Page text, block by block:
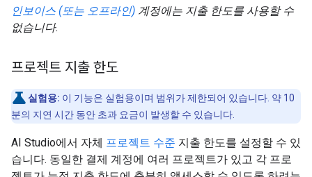
인보이스 (또는 오프라인) 계정에는 지출 한도를 사용할 수
없습니다.
프로젝트 지출 한도
실험용: 이 기능은 실험용이며 범위가 제한되어 있습니다. 약 10
분의 지연 시간 동안 초과 요금이 발생할 수 있습니다.
AI Studio에서 자체 프로젝트 수준 지출 한도를 설정할 수 있
습니다. 동일한 결제 계정에 여러 프로젝트가 있고 각 프로